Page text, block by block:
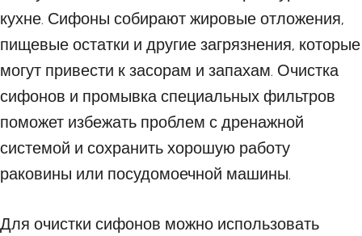
кухне. Сифоны собирают жировые отложения,
пищевые остатки и другие загрязнения, которые
могут привести к засорам и запахам. Очистка
сифонов и промывка специальных фильтров
поможет избежать проблем с дренажной
системой и сохранить хорошую работу
раковины или посудомоечной машины.
Для очистки сифонов можно использовать